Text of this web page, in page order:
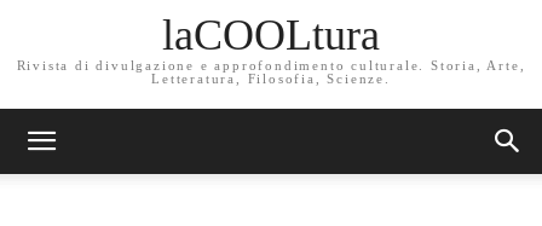
laCOOLtura
Rivista di divulgazione e approfondimento culturale. Storia, Arte,
Letteratura, Filosofia, Scienze.